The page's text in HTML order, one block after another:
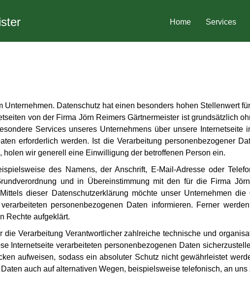
Home Services
Unternehmen. Datenschutz hat einen besonders hohen Stellenwert
von der Firma Jörn Reimers Gärtnermeister ist grundsätzlich
Services unseres Unternehmens über unsere Internetseite
erforderlich werden. Ist die Verarbeitung personenbezogener
wir generell eine Einwilligung der betroffenen Person ein.
des Namens, der Anschrift, E-Mail-Adresse oder
und in Übereinstimmung mit den für die Firma
dieser Datenschutzerklärung möchte unser Unternehmen
personenbezogenen Daten informieren. Ferner
Rechte aufgeklärt.
Verarbeitung Verantwortlicher zahlreiche technische und
Internetseite verarbeiteten personenbezogenen Daten
aufweisen, sodass ein absoluter Schutz nicht gewährleistet
auch auf alternativen Wegen, beispielsweise telefonisch, an uns